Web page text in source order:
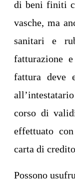
di beni finiti
vasche, ma
sanitari e
fatturazione
fattura deve
corso di
effettuato
carta di
Possono